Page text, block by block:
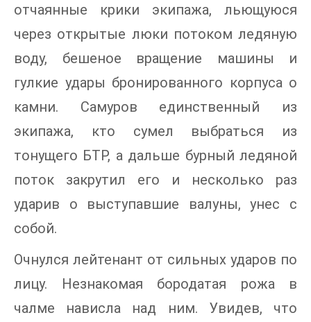
отчаянные крики экипажа, льющуюся
через открытые люки потоком ледяную
воду, бешеное вращение машины и
гулкие удары бронированного корпуса о
камни. Самуров единственный из
экипажа, кто сумел выбраться из
тонущего БТР, а дальше бурный ледяной
поток закрутил его и несколько раз
ударив о выступавшие валуны, унес с
собой.
Очнулся лейтенант от сильных ударов по
лицу. Незнакомая бородатая рожа в
чалме нависла над ним. Увидев, что